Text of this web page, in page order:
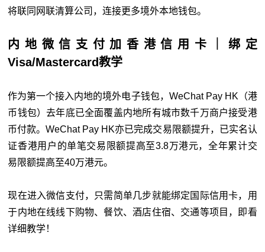
将联同网联清算公司，连接更多境外本地钱包。
内地微信支付加香港信用卡｜绑定
Visa/Mastercard教学
作为第一个接入内地的境外电子钱包，WeChat Pay HK（港
币钱包）去年底已全面覆盖内地所有城市数千万商户接受港
币付款。WeChat Pay HK亦已完成交易限额提升，已实名认
证香港用户的单笔交易限额提高至3.8万港元，全年累计交
易限额提高至40万港元。
现在进入微信支付，只需简单几步就能绑定国际信用卡，用
于内地在线线下购物、餐饮、酒店住宿、交通等项目，即看
详细教学！